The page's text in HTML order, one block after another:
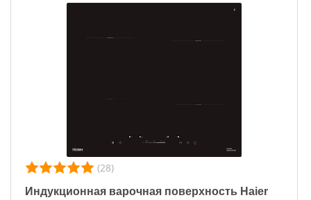
(28)
Индукционная варочная поверхность Haier